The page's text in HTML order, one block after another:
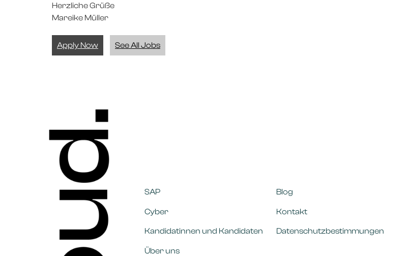
Herzliche Grüße
Mareike Müller
Apply Now See All Jobs
SAP
Cyber
Kandidatinnen und Kandidaten
Über uns
Blog
Kontakt
Datenschutzbestimmungen